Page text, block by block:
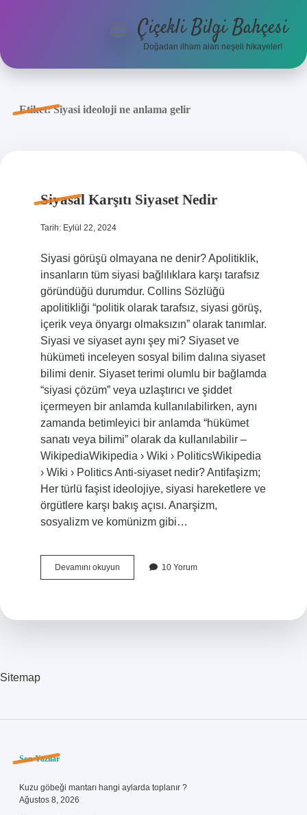
Anasayfa
menüyüÇiçekli Bilgi Bahçesi
Doğadan ilham alan neşeli hikayeler!
Etiket:Siyasi ideoloji ne anlama gelir
Siyasal Karşıtı Siyaset Nedir
Tarih: Eylül 22, 2024
Siyasi görüşü olmayana ne denir? Apolitiklik,
insanların tüm siyasi bağlılıklara karşı tarafsız
göründüğü durumdur. Collins Sözlüğü
apolitikliği “politik olarak tarafsız, siyasi görüş,
içerik veya önyargı olmaksızın” olarak tanımlar.
Siyasi ve siyaset aynı şey mi? Siyaset ve
hükümeti inceleyen sosyal bilim dalına siyaset
bilimi denir. Siyaset terimi olumlu bir bağlamda
“siyasi çözüm” veya uzlaştırıcı ve şiddet
içermeyen bir anlamda kullanılabilirken, aynı
zamanda betimleyici bir anlamda “hükümet
sanatı veya bilimi” olarak da kullanılabilir –
WikipediaWikipedia › Wiki › PoliticsWikipedia
› Wiki › Politics Anti-siyaset nedir? Antifaşizm;
Her türlü faşist ideolojiye, siyasi hareketlere ve
örgütlere karşı bakış açısı. Anarşizm,
sosyalizm ve komünizm gibi…
Devamını okuyunSiyasal
Karşıtı
10 Yorum
Sitemap
Sidebar
Son Yazılar
Kuzu göbeği mantarı hangi aylarda toplanır ?
Ağustos 8, 2026